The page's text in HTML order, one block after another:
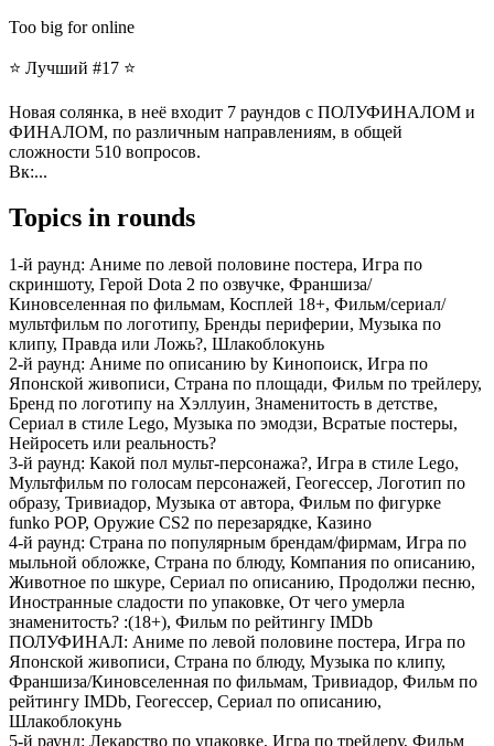
Too big for online
⭐ Лучший #17 ⭐
Новая солянка, в неё входит 7 раундов с ПОЛУФИНАЛОМ и
ФИНАЛОМ, по различным направлениям, в общей
сложности 510 вопросов.
Вк:...
Topics in rounds
1-й раунд: Аниме по левой половине постера, Игра по
скриншоту, Герой Dota 2 по озвучке, Франшиза/
Киновселенная по фильмам, Косплей 18+, Фильм/сериал/
мультфильм по логотипу, Бренды периферии, Музыка по
клипу, Правда или Ложь?, Шлакоблокунь
2-й раунд: Аниме по описанию by Кинопоиск, Игра по
Японской живописи, Страна по площади, Фильм по трейлеру,
Бренд по логотипу на Хэллуин, Знаменитость в детстве,
Сериал в стиле Lego, Музыка по эмодзи, Всратые постеры,
Нейросеть или реальность?
3-й раунд: Какой пол мульт-персонажа?, Игра в стиле Lego,
Мультфильм по голосам персонажей, Геогессер, Логотип по
образу, Тривиадор, Музыка от автора, Фильм по фигурке
funko POP, Оружие CS2 по перезарядке, Казино
4-й раунд: Страна по популярным брендам/фирмам, Игра по
мыльной обложке, Страна по блюду, Компания по описанию,
Животное по шкуре, Сериал по описанию, Продолжи песню,
Иностранные сладости по упаковке, От чего умерла
знаменитость? :(18+), Фильм по рейтингу IMDb
ПОЛУФИНАЛ: Аниме по левой половине постера, Игра по
Японской живописи, Страна по блюду, Музыка по клипу,
Франшиза/Киновселенная по фильмам, Тривиадор, Фильм по
рейтингу IMDb, Геогессер, Сериал по описанию,
Шлакоблокунь
5-й раунд: Лекарство по упаковке, Игра по трейлеру, Фильм